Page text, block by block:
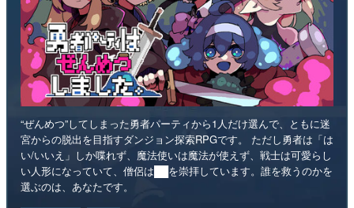
“ぜんめつ”してしまった勇者パーティから1人だけ選んで、ともに迷
宮からの脱出を目指すダンジョン探索RPGです。 ただし勇者は「は
い/いいえ」しか喋れず、魔法使いは魔法が使えず、戦士は可愛らし
い人形になっていて、僧侶は██を崇拝しています。誰を救うのかを
選ぶのは、あなたです。